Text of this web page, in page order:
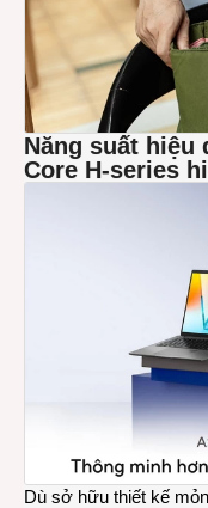
Năng suất hiệu
Core H-series
Dù sở hữu thiết kế